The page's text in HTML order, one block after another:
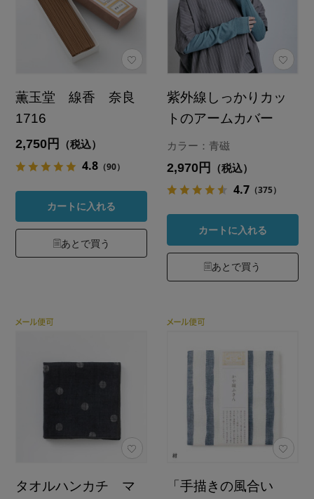
薫玉堂 線香 奈良
1716
2,750円 （税込）
4.8 （90）
カートに入れる
あとで買う
紫外線しっかりカッ
トのアームカバー
カラー：青磁
2,970円 （税込）
4.7 （375）
カートに入れる
あとで買う
タオルハンカチ マ
「手描きの風合い